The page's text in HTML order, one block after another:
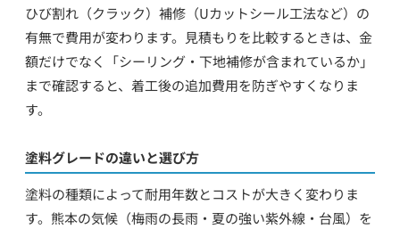
ひび割れ（クラック）補修（Uカットシール工法など）の
有無で費用が変わります。見積もりを比較するときは、金
額だけでなく「シーリング・下地補修が含まれているか」
まで確認すると、着工後の追加費用を防ぎやすくなりま
す。
塗料グレードの違いと選び方
塗料の種類によって耐用年数とコストが大きく変わりま
す。熊本の気候（梅雨の長雨・夏の強い紫外線・台風）を